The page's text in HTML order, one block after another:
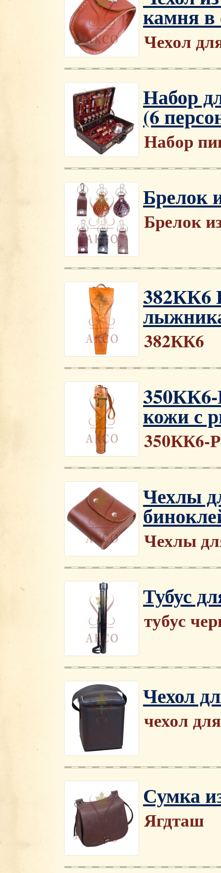
камня
Чехол
Набор
(6
Набор
Брелок
Брелок
382КК6
382КК6
350КК6-
кожи с
350КК6-Р
Чехлы
Чехлы
Тубус
тубус
Чехол
чехол
Сумка
Ягдташ